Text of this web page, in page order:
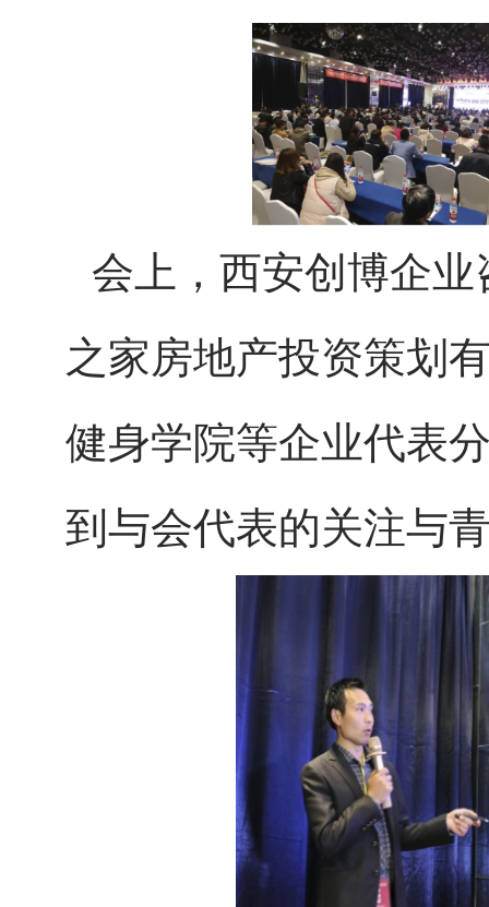
会上，西安创博企
之家房地产投资策划
健身学院等企业代表
到与会代表的关注与